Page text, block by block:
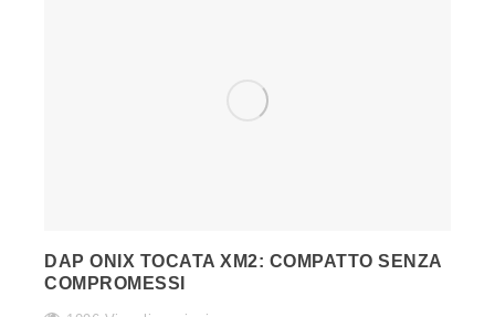
DAP ONIX TOCATA XM2: COMPATTO SENZA
COMPROMESSI